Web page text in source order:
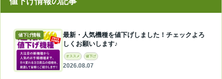
値下げ情報
最新・人気機種を値下げしました！チェックよろ
しくお願いします♪
オススメ 値下げ
2026.08.07